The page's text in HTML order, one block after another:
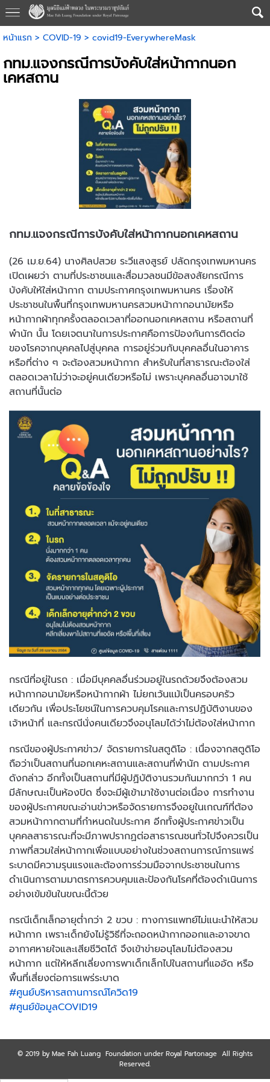
หน้าแรก > COVID-19 > covid19-EverywhereMask
กทม.แจงกรณีการบังคับใส่หน้ากากนอก
เคหสถาน
กทม.แจงกรณีการบังคับใส่หน้ากากนอกเคหสถาน
(26 เม.ย.64) นางศิลปสวย ระวีแสงสูรย์ ปลัดกรุงเทพมหานคร
เปิดเผยว่า ตามที่ประชาชนและสื่อมวลชนมีข้อสงสัยกรณีการ
บังคับให้ใส่หน้ากาก ตามประกาศกรุงเทพมหานคร เรื่องให้
ประชาชนในพื้นที่กรุงเทพมหานครสวมหน้ากากอนามัยหรือ
หน้ากากผ้าทุกครั้งตลอดเวลาที่ออกนอกเคหสถาน หรือสถานที่
พำนัก นั้น โดยเจตนาในการประกาศคือการป้องกันการติดต่อ
ของโรคจากบุคคลไปสู่บุคคล การอยู่ร่วมกับบุคคลอื่นในอาคาร
หรือที่ต่าง ๆ จะต้องสวมหน้ากาก สำหรับในที่สาธารณะต้องใส่
ตลอดเวลาไม่ว่าจะอยู่คนเดียวหรือไม่ เพราะบุคคลอื่นอาจมาใช้
สถานที่นั้นต่อ
กรณีที่อยู่ในรถ : เมื่อมีบุคคลอื่นร่วมอยู่ในรถด้วยจึงต้องสวม
หน้ากากอนามัยหรือหน้ากากผ้า ไม่ยกเว้นแม้เป็นครอบครัว
เดียวกัน เพื่อประโยชน์ในการควบคุมโรคและการปฏิบัติงานของ
เจ้าหน้าที่ และกรณีนั่งคนเดียวจึงอนุโลมได้ว่าไม่ต้องใส่หน้ากาก
กรณีของผู้ประกาศข่าว/ จัดรายการในสตูดิโอ : เนื่องจากสตูดิโอ
ถือว่าเป็นสถานที่นอกเคหะสถานและสถานที่พำนัก ตามประกาศ
ดังกล่าว อีกทั้งเป็นสถานที่มีผู้ปฏิบัติงานรวมกันมากกว่า 1 คน
มีลักษณะเป็นห้องปิด ซึ่งจะมีผู้เข้ามาใช้งานต่อเนื่อง การทำงาน
ของผู้ประกาศขณะอ่านข่าวหรือจัดรายการจึงอยูในเกณฑ์ที่ต้อง
สวมหน้ากากตามที่กำหนดในประกาศ อีกทั้งผู้ประกาศข่าวเป็น
บุคคลสาธารณะที่จะมีภาพปรากฏต่อสาธารณชนทั่วไปจึงควรเป็น
ภาพที่สวมใส่หน้ากากเพื่อแบบอย่างในช่วงสถานการณ์การแพร่
ระบาดมีความรุนแรงและต้องการร่วมมือจากประชาชนในการ
ดำเนินการตามมาตรการควบคุมและป้องกันโรคที่ต้องดำเนินการ
อย่างเข้มข้นในขณะนี้ด้วย
กรณีเด็กเล็กอายุต่ำกว่า 2 ขวบ : ทางการแพทย์ไม่แนะนำให้สวม
หน้ากาก เพราะเด็กยังไม่รู้วิธีที่จะถอดหน้ากากออกและอาจขาด
อากาศหายใจและเสียชีวิตได้ จึงเข้าข่ายอนุโลมไม่ต้องสวม
หน้ากาก แต่ให้หลีกเลี่ยงการพาเด็กเล็กไปในสถานที่แออัด หรือ
พื้นที่เสี่ยงต่อการแพร่ระบาด
#ศูนย์บริหารสถานการณ์โควิด19
#ศูนย์ข้อมูลCOVID19
© 2019 by Mae Fah Luang Foundation under Royal Partonage All Rights
Reserved.